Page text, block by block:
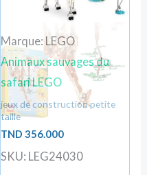
Marque: LEGO
Animaux sauvages du
safari LEGO
jeux de construction petite
taille
TND 356.000
SKU: LEG24030